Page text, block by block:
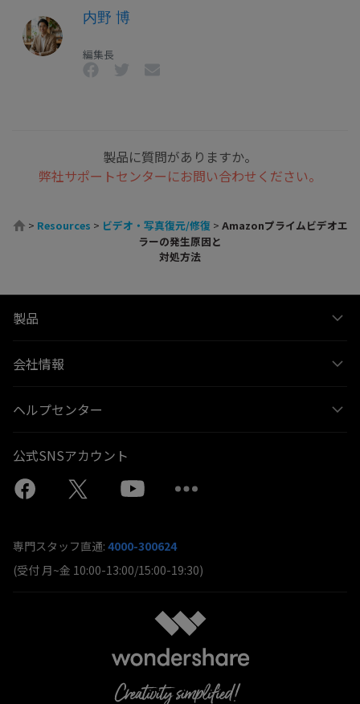
内野 博
編集長
製品に質問がありますか。
弊社サポートセンターにお問い合わせください。
> Resources > ビデオ・写真復元/修復 > Amazonプライムビデオエ
ラーの発生原因と
対処方法
製品
会社情報
ヘルプセンター
公式SNSアカウント
専門スタッフ直通: 4000-300624
(受付 月~金 10:00-13:00/15:00-19:30)